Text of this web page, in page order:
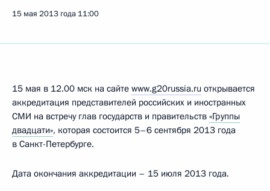
15 мая 2013 года 11:00
15 мая в 12.00 мск на сайте www.g20russia.ru открывается
аккредитация представителей российских и иностранных
СМИ на встречу глав государств и правительств «Группы
двадцати», которая состоится 5–6 сентября 2013 года
в Санкт-Петербурге.
Дата окончания аккредитации – 15 июля 2013 года.